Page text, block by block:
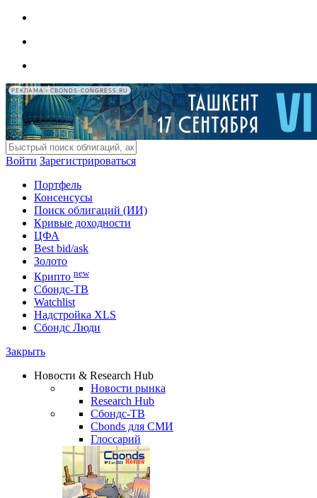
РЕКЛАМА • CBONDS-CONGRESS.RU
Войти Зарегистрироваться
Портфель
Консенсусы
Поиск облигаций (ИИ)
Кривые доходности
ЦФА
Best bid/ask
Золото
Крипто new
Сбондс-ТВ
Watchlist
Надстройка XLS
Сбондс Люди
Закрыть
Новости & Research Hub
Новости рынка
Research Hub
Сбондс-ТВ
Cbonds для СМИ
Глоссарий